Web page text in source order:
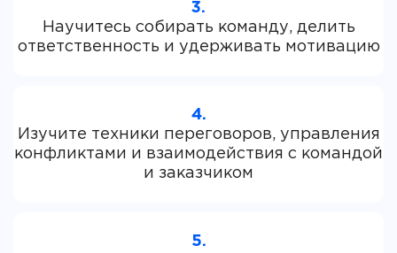
3.
Научитесь собирать команду, делить
4.
Изучите техники переговоров, управления
конфликтами и взаимодействия с командой
5.